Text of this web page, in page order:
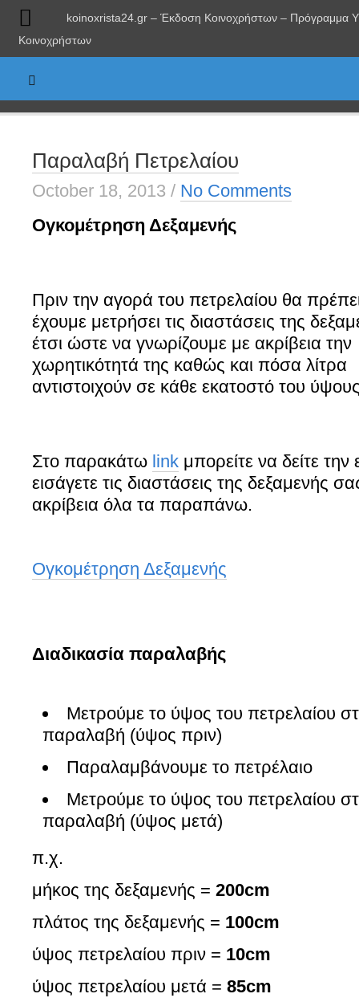
koinoxrista24.gr – Έκδοση Κοινοχρήστων – Πρόγραμμα
Κοινοχρήστων
Παραλαβή Πετρελαίου
October 18, 2013/ No Comments
Ογκομέτρηση Δεξαμενής
Πριν την αγορά του πετρελαίου θα
έχουμε μετρήσει τις διαστάσεις της
έτσι ώστε να γνωρίζουμε με ακρίβεια την
χωρητικότητά της καθώς και πόσα λίτρα
αντιστοιχούν σε κάθε εκατοστό του
Στο παρακάτω link μπορείτε να δείτε
εισάγετε τις διαστάσεις της δεξαμενής
ακρίβεια όλα τα παραπάνω.
Ογκομέτρηση Δεξαμενής
Διαδικασία παραλαβής
Μετρούμε το ύψος του πετρελαίου
παραλαβή (ύψος πριν)
Παραλαμβάνουμε το πετρέλαιο
Μετρούμε το ύψος του πετρελαίου
παραλαβή (ύψος μετά)
π.χ.
μήκος της δεξαμενής =200cm
πλάτος της δεξαμενής = 100cm
ύψος πετρελαίου πριν = 10cm
ύψος πετρελαίου μετά =85cm